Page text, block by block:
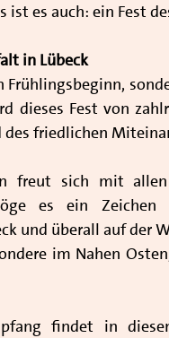
ist es auch: ein Fest
in Lübeck
dieses Fest von
friedlichen
freut sich mit
es ein
und überall auf der
im Nahen
findet in